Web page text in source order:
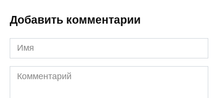
Добавить комментарии
Имя
Комментарий